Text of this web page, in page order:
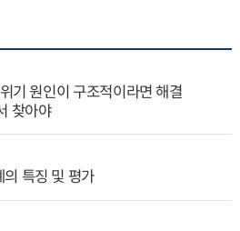
기 원인이 구조적이라면 해결
찾아야
특징 및 평가